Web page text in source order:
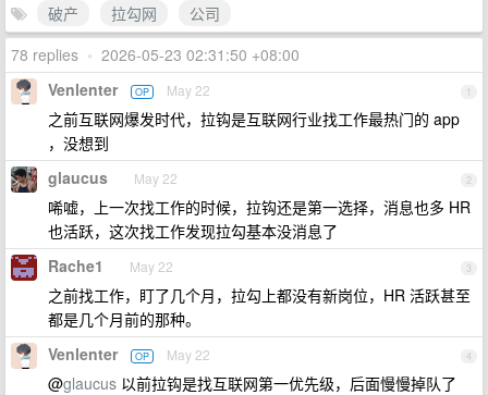
破产 拉勾网
公司
78 replies • 2026-05-23 02:31:50 +08:00
1
Venlenter OP May 22
之前互联网爆发时代，拉钩是互联网行业找工作最热门的 app
，没想到
2
glaucus May 22
唏嘘，上一次找工作的时候，拉钩还是第一选择，消息也多 HR
也活跃，这次找工作发现拉勾基本没消息了
3
Rache1 May 22
之前找工作，盯了几个月，拉勾上都没有新岗位，HR 活跃甚至
都是几个月前的那种。
4
Venlenter OP May 22
@glaucus 以前拉钩是找互联网第一优先级，后面慢慢掉队了